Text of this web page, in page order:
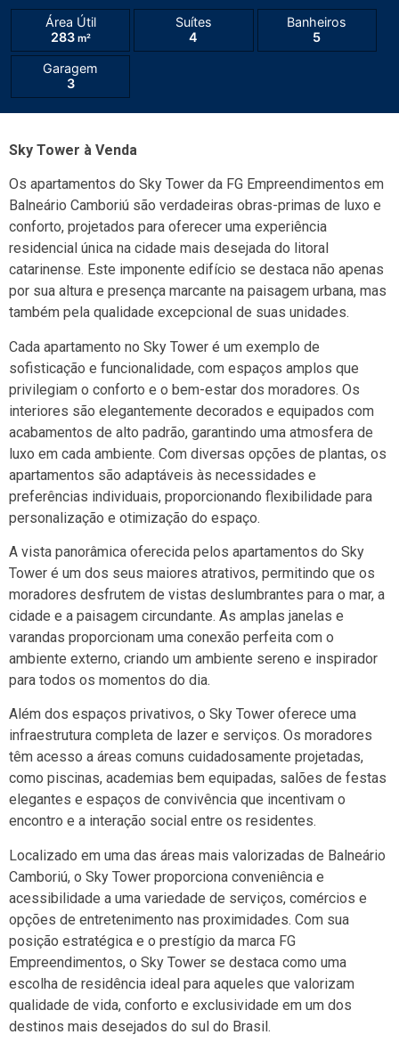
Área Útil
283m²
Suítes
4
Banheiros
5
Garagem
3
Sky Tower à Venda
Os apartamentos do Sky Tower da FG Empreendimentos em
Balneário Camboriú são verdadeiras obras-primas de luxo e
conforto, projetados para oferecer uma experiência
residencial única na cidade mais desejada do litoral
catarinense. Este imponente edifício se destaca não apenas
por sua altura e presença marcante na paisagem urbana, mas
também pela qualidade excepcional de suas unidades.
Cada apartamento no Sky Tower é um exemplo de
sofisticação e funcionalidade, com espaços amplos que
privilegiam o conforto e o bem-estar dos moradores. Os
interiores são elegantemente decorados e equipados com
acabamentos de alto padrão, garantindo uma atmosfera de
luxo em cada ambiente. Com diversas opções de plantas, os
apartamentos são adaptáveis às necessidades e
preferências individuais, proporcionando flexibilidade para
personalização e otimização do espaço.
A vista panorâmica oferecida pelos apartamentos do Sky
Tower é um dos seus maiores atrativos, permitindo que os
moradores desfrutem de vistas deslumbrantes para o mar, a
cidade e a paisagem circundante. As amplas janelas e
varandas proporcionam uma conexão perfeita com o
ambiente externo, criando um ambiente sereno e inspirador
para todos os momentos do dia.
Além dos espaços privativos, o Sky Tower oferece uma
infraestrutura completa de lazer e serviços. Os moradores
têm acesso a áreas comuns cuidadosamente projetadas,
como piscinas, academias bem equipadas, salões de festas
elegantes e espaços de convivência que incentivam o
encontro e a interação social entre os residentes.
Localizado em uma das áreas mais valorizadas de Balneário
Camboriú, o Sky Tower proporciona conveniência e
acessibilidade a uma variedade de serviços, comércios e
opções de entretenimento nas proximidades. Com sua
posição estratégica e o prestígio da marca FG
Empreendimentos, o Sky Tower se destaca como uma
escolha de residência ideal para aqueles que valorizam
qualidade de vida, conforto e exclusividade em um dos
destinos mais desejados do sul do Brasil.